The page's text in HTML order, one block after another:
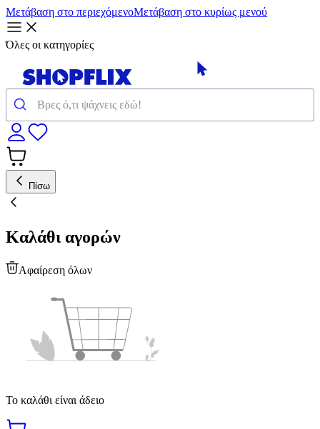
Μετάβαση στο περιεχόμενοΜετάβαση στο κυρίως μενού
Όλες οι κατηγορίες
Πίσω
Καλάθι αγορών
Αφαίρεση όλων
Το καλάθι είναι άδειο